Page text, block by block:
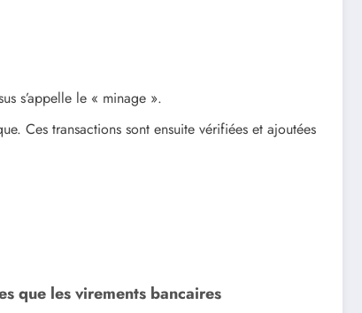
s’appelle le « minage ».
Ces transactions sont ensuite vérifiées et ajoutées
que les virements bancaires